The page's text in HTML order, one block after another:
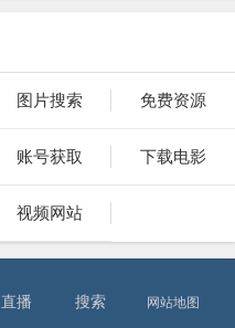
图片搜索 免费资源
账号获取 下载电影
视频网站
直播 搜索 网站地图